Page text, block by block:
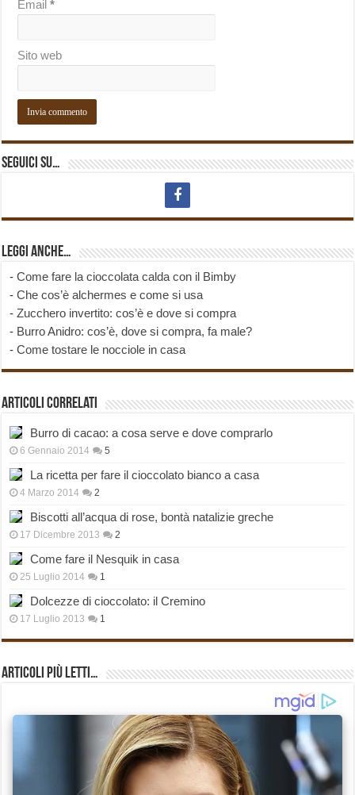
Email*
Sito web
Seguici su…
Leggi anche…
-Come fare la cioccolata calda con il Bimby
-Che cos’è alchermes e come si usa
-Zucchero invertito: cos’è e dove si compra
- Burro Anidro: cos’è, dove si compra, fa male?
-Come tostare le nocciole in casa
Articoli correlati
Burro di cacao: a cosa serve e dove comprarlo
6 Gennaio 2014 5
La ricetta per fare il cioccolato bianco a casa
4 Marzo 2014 2
Biscotti all’acqua di rose, bontà natalizie greche
17 Dicembre 2013 2
Come fare il Nesquik in casa
25 Luglio 2014 1
Dolcezze di cioccolato: il Cremino
17 Luglio 2013 1
Articoli più Letti…